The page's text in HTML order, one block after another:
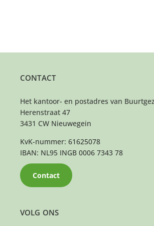
VOLG ONS
CONTACT
Het kantoor- en postadres van
Herenstraat 47
3431 CW Nieuwegein
KvK-nummer: 61625078
IBAN: NL95 INGB 0006 7343 78
Contact